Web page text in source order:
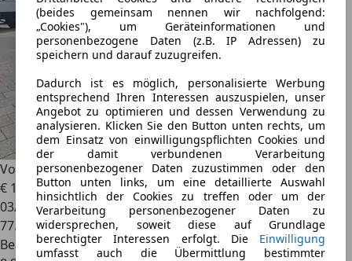
(beides gemeinsam nennen wir nachfolgend:
„Cookies"), um Geräteinformationen und
personenbezogene Daten (z.B. IP Adressen) zu
speichern und darauf zuzugreifen.
Dadurch ist es möglich, personalisierte Werbung
entsprechend Ihren Interessen auszuspielen, unser
Angebot zu optimieren und dessen Verwendung zu
analysieren. Klicken Sie den Button unten rechts, um
dem Einsatz von einwilligungspflichten Cookies und
der damit verbundenen Verarbeitung
personenbezogener Daten zuzustimmen oder den
Button unten links, um eine detaillierte Auswahl
hinsichtlich der Cookies zu treffen oder um der
Verarbeitung personenbezogener Daten zu
widersprechen, soweit diese auf Grundlage
berechtigter Interessen erfolgt. Die Einwilligung
umfasst auch die Übermittlung bestimmter
Volvo C70C70 Cabrio 2.4 77tkm Tüv neu
€ 11.999
03/2006
77.000 km
Benzin